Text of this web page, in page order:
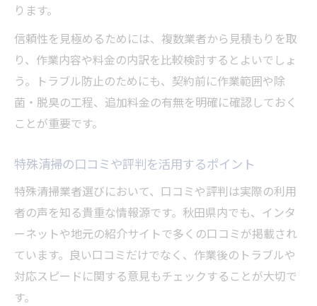
ります。
信頼性を見極めるためには、複数業者から見積もりを取
り、作業内容や料金の内訳を比較検討するとよいでしょ
う。トラブル防止のためにも、契約前に作業範囲や除
菌・脱臭の工程、追加料金の有無を明確に確認しておく
ことが重要です。
特殊清掃の口コミや評判を活用するポイント
特殊清掃業者選びにおいて、口コミや評判は実際の利用
者の声を知る貴重な情報源です。秋田県内でも、インタ
ーネットや地元の紹介サイトで多くの口コミが掲載され
ています。良い口コミだけでなく、作業後のトラブルや
対応スピードに関する意見もチェックすることが大切で
す。